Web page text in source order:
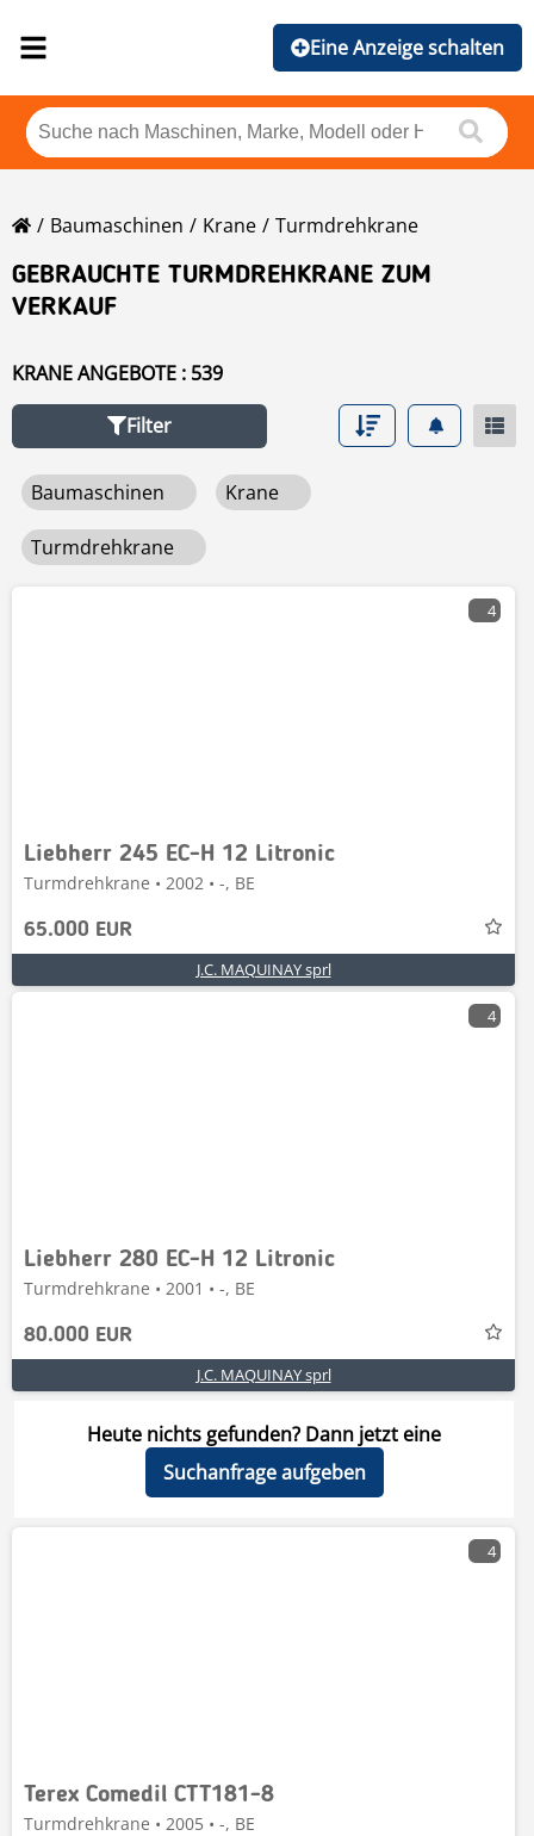
Eine Anzeige schalten
Baumaschinen Krane
Turmdrehkrane
GEBRAUCHTE TURMDREHKRANE ZUM
VERKAUF
KRANE ANGEBOTE : 539
Filter
Baumaschinen Krane
Turmdrehkrane
4
Liebherr 245 EC-H 12 Litronic
Turmdrehkrane • 2002 • -, BE
65.000 EUR
J.C. MAQUINAY sprl
4
Liebherr 280 EC-H 12 Litronic
Turmdrehkrane • 2001 • -, BE
80.000 EUR
J.C. MAQUINAY sprl
Heute nichts gefunden? Dann jetzt eine
Suchanfrage aufgeben
4
Terex Comedil CTT181-8
Turmdrehkrane • 2005 • -, BE